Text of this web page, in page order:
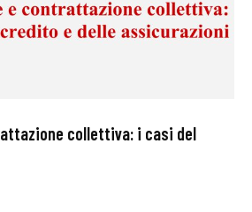
collettiva: i casi del